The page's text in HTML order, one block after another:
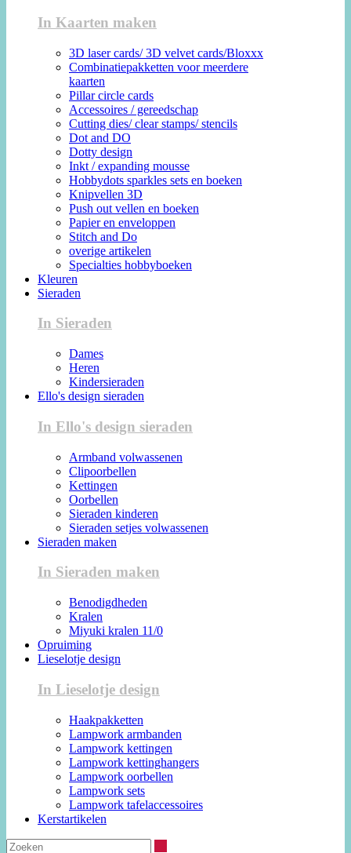
In Kaarten maken
3D laser cards/ 3D velvet cards/Bloxxx
Combinatiepakketten voor meerdere
kaarten
Pillar circle cards
Accessoires / gereedschap
Cutting dies/ clear stamps/ stencils
Dot and DO
Dotty design
Inkt / expanding mousse
Hobbydots sparkles sets en boeken
Knipvellen 3D
Push out vellen en boeken
Papier en enveloppen
Stitch and Do
overige artikelen
Specialties hobbyboeken
Kleuren
Sieraden
In Sieraden
Dames
Heren
Kindersieraden
Ello's design sieraden
In Ello's design sieraden
Armband volwassenen
Clipoorbellen
Kettingen
Oorbellen
Sieraden kinderen
Sieraden setjes volwassenen
Sieraden maken
In Sieraden maken
Benodigdheden
Kralen
Miyuki kralen 11/0
Opruiming
Lieselotje design
In Lieselotje design
Haakpakketten
Lampwork armbanden
Lampwork kettingen
Lampwork kettinghangers
Lampwork oorbellen
Lampwork sets
Lampwork tafelaccessoires
Kerstartikelen